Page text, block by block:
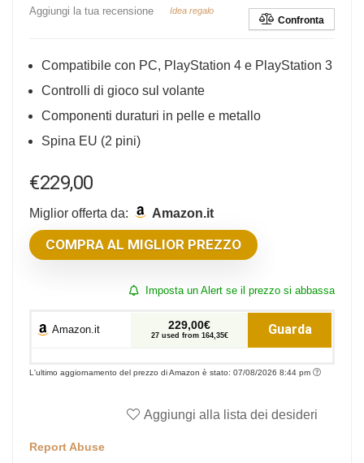
Aggiungi la tua recensione Idea regalo
Confronta
Compatibile con PC, PlayStation 4 e PlayStation 3
Controlli di gioco sul volante
Componenti duraturi in pelle e metallo
Spina EU (2 pini)
€229,00
Miglior offerta da: Amazon.it
COMPRA AL MIGLIOR PREZZO
Imposta un Alert se il prezzo si abbassa
Amazon.it 229,00€
27 used from 164,35€ Guarda
L'ultimo aggiornamento del prezzo di Amazon è stato: 07/08/2026 8:44 pm
Aggiungi alla lista dei desideri
Report Abuse